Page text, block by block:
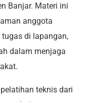
Banjar. Materi ini
anggota
di lapangan,
dalam menjaga
teknis dari